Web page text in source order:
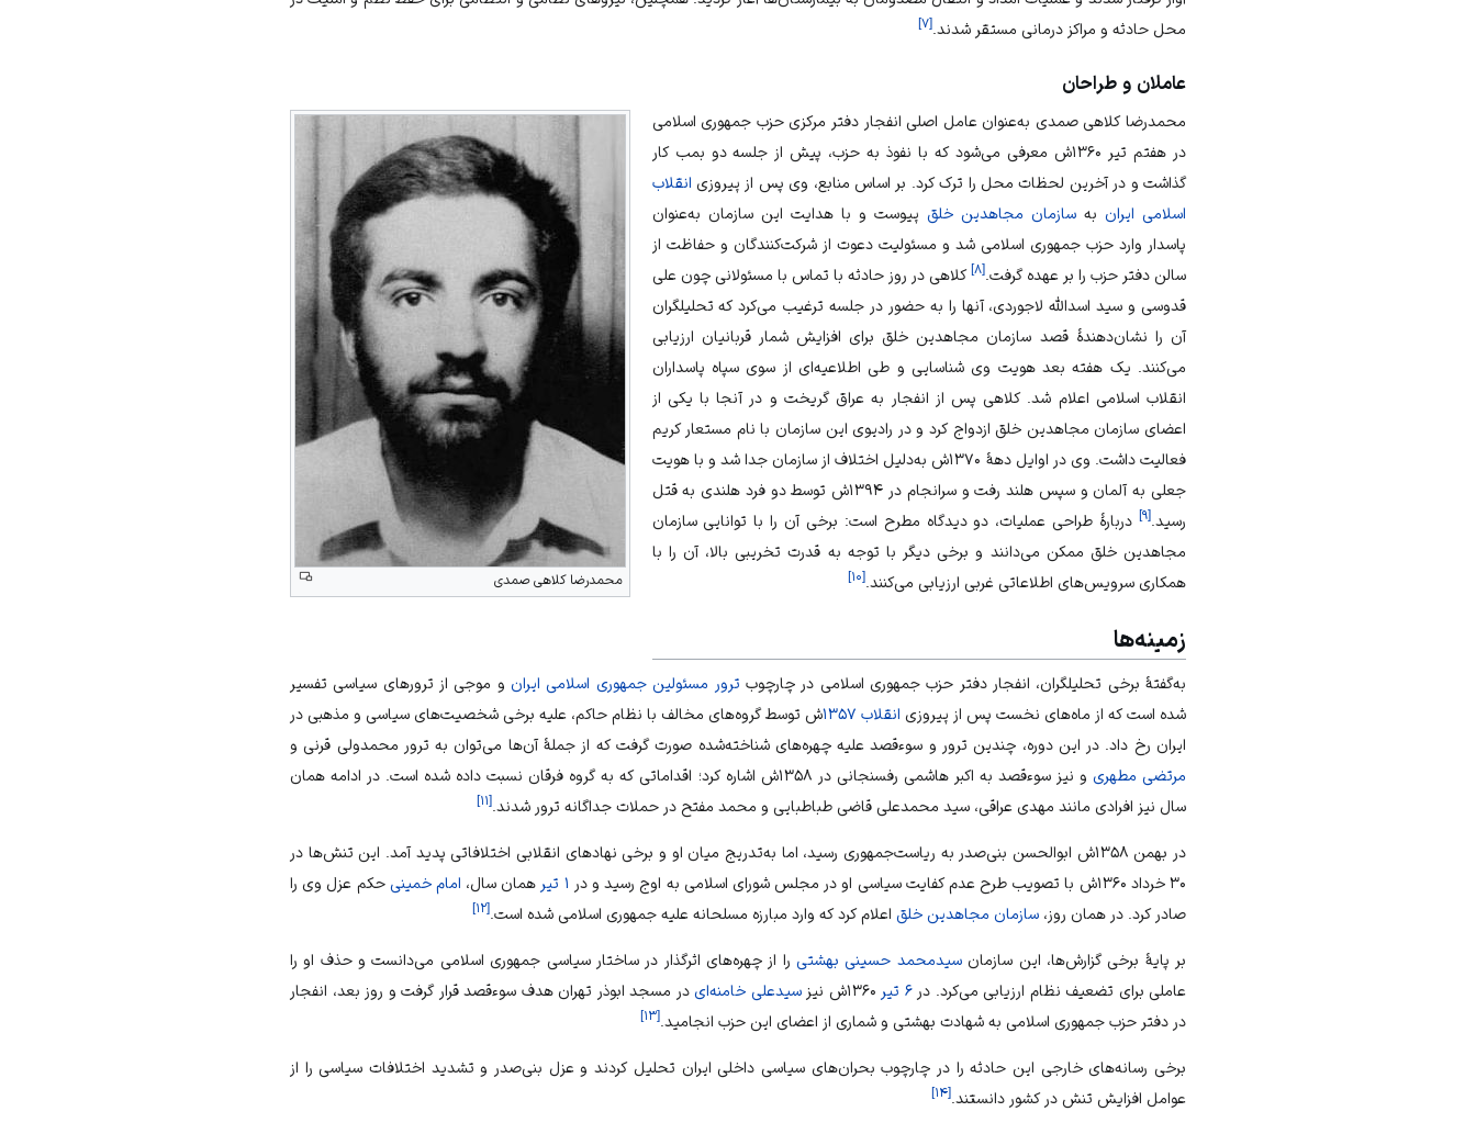
محل حادثه و مراکز درمانی مستقر شدند.[۷]
عاملان و طراحان
محمدرضا کلاهی صمدی
محمدرضا کلاهی صمدی به‌عنوان عامل اصلی انفجار دفتر مرکزیحزب جمهوری اسلامی
در هفتم تیر ۱۳۶۰ش معرفی می‌شود که با نفوذ به حزب، پیش از جلسه دو بمب کار
گذاشت و در آخرین لحظات محل را ترک کرد. بر اساس منابع، وی پس از پیروزی انقلاب
اسلامی ایران بهسازمان مجاهدین خلق پیوست و با هدایت این سازمان به‌عنوان
پاسدار وارد حزب جمهوری اسلامی شد و مسئولیت دعوت از شرکت‌کنندگان و حفاظت از
سالن دفتر حزب را بر عهده گرفت.[۸] کلاهی در روز حادثه با تماس با مسئولانی چونعلی
قدوسی و سید اسدالله لاجوردی، آنها را به حضور در جلسه ترغیب می‌کرد که تحلیلگران
آن را نشان‌دهندهٔ قصد سازمان مجاهدین خلق برای افزایش شمار قربانیان ارزیابی
می‌کنند. یک هفته بعد هویت وی شناسایی و طی اطلاعیه‌ای از سویسپاه پاسداران
انقلاب اسلامی اعلام شد. کلاهی پس از انفجار به عراق گریخت و در آنجا با یکی از
اعضای سازمان مجاهدین خلق ازدواج کرد و در رادیوی این سازمان با نام مستعار کریم
فعالیت داشت. وی در اوایل دههٔ ۱۳۷۰ش به‌دلیل اختلاف از سازمان جدا شد و با هویت
جعلی به آلمان و سپس هلند
رفت و سرانجام در ۱۳۹۴ش توسط دو فرد هلندی به قتل
رسید. [۹] دربارهٔ طراحی عملیات، دو دیدگاه مطرح است: برخی آن را با توانایی سازمان
مجاهدین خلق ممکن می‌دانند و برخی دیگر با توجه به قدرت تخریبی بالا، آن را با
همکاری سرویس‌های اطلاعاتی غربی ارزیابی می‌کنند. [۱۰]
زمینه‌ها
به‌گفتهٔ برخی تحلیلگران، انفجار دفتر حزب جمهوری اسلامی در چارچوب ترور مسئولین جمهوری اسلامی ایران و موجی از ترورهای سیاسی تفسیر
شده است که از ماه‌های نخست پس از پیروزی انقلاب ۱۳۵۷
ش توسط گروه‌های مخالف با نظام حاکم، علیه برخی شخصیت‌های سیاسی و مذهبی در
ایران رخ داد. در این دوره، چندین ترور و سوءقصد علیه چهره‌های شناخته‌شده صورت گرفت که از جملهٔ آن‌ها می‌توان به ترور محمدولی قرنی و
مرتضی مطهری و نیز سوءقصد به اکبر هاشمی رفسنجانی در ۱۳۵۸ش اشاره کرد؛ اقداماتی که به گروه فرقان نسبت داده شده است. در ادامه همان
سال نیز افرادی مانند مهدی عراقی، سید محمدعلی قاضی طباطبایی و محمد مفتح در حملات جداگانه ترور شدند. [۱۱]
در بهمن ابوالحسن بنی‌صدر به ریاست‌جمهوری رسید، اما به‌تدریج میان او و برخی نهادهای انقلابی اختلافاتی پدید آمد. این تنش‌ها در
۳۰ خرداد
۱ تیر همان سال، امام خمینی حکم عزل وی را
صادر کرد. در همان روز، سازمان مجاهدین خلق اعلام کرد که وارد مبارزه مسلحانه علیه جمهوری اسلامی شده است. [۱۲]
بر پایهٔ برخی گزارش‌ها، این سازمانسیدمحمد حسینی بهشتی را از چهره‌های اثرگذار در ساختار سیاسی جمهوری اسلامی می‌دانست و حذف او را
عاملی برای تضعیف نظام ارزیابی می‌کرد. در۶ تیر سیدعلی خامنه‌ای در مسجد ابوذر تهران هدف سوءقصد قرار گرفت و روز بعد، انفجار
در دفتر حزب جمهوری اسلامی به شهادت بهشتی و شماری از اعضای این حزب انجامید. [۱۳]
برخی رسانه‌های خارجی این حادثه را در چارچوب بحران‌های سیاسی داخلی ایران تحلیل کردند و عزل بنی‌صدر و تشدید اختلافات سیاسی را از
عوامل افزایش تنش در کشور دانستند. [۱۴]